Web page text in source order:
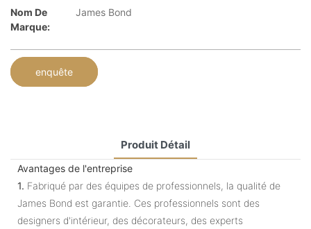
Nom De
Marque:
James Bond
enquête
Produit Détail
Avantages de l'entreprise
1. Fabriqué par des équipes de professionnels, la qualité de
James Bond est garantie. Ces professionnels sont des
designers d'intérieur, des décorateurs, des experts